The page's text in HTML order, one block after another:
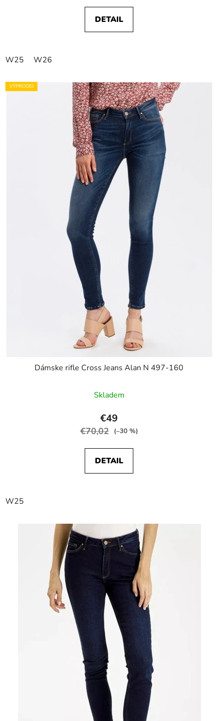
DETAIL
W25 W26
VÝPRODEJ
Dámske rifle Cross Jeans Alan N 497-160
Skladem
€49
€70,02 (–30 %)
DETAIL
W25